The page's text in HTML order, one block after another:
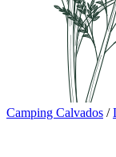
Camping Calvados /